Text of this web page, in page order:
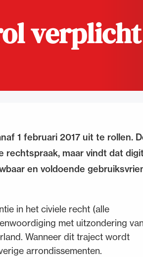
1 februari 2017 uit te rollen.
rechtspraak, maar vindt dat
en voldoende
in het civiele recht (alle
met uitzondering
Wanneer dit traject wordt
arrondissementen.
Van de